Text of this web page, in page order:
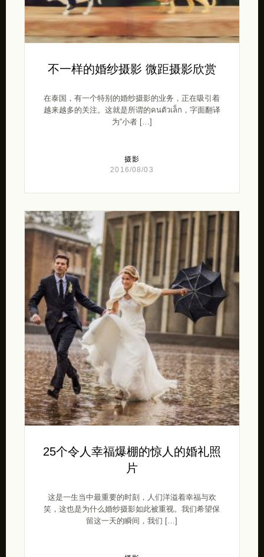
不一样的婚纱摄影 微距摄影欣赏
在泰国，有一个特别的婚纱摄影的业务，正在吸引着
越来越多的关注。这就是所谓的คนตัวเล็ก，字面翻译
为“小者 […]
摄影
2016/08/03
25个令人幸福爆棚的惊人的婚礼照
片
这是一生当中最重要的时刻，人们洋溢着幸福与欢
笑，这也是为什么婚纱摄影如此被重视。我们希望保
留这一天的瞬间，我们 […]